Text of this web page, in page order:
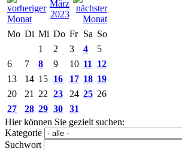
März
2023
Mo Di Mi Do Fr Sa So
1
2 3 4
5
6
7 8 9 10 11
12
13
14 15 16 17 18 19
20
21 22 23 24 25 26
27
28 29 30
31
Hier können Sie gezielt suchen:
Kategorie
Suchwort